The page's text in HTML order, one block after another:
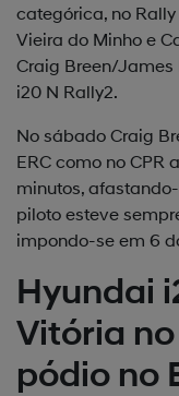
categórica, no Rally
Vieira do Minho e
Craig Breen/James
i20 N Rally2.
No sábado Craig
ERC como no CPR
minutos,
piloto esteve
impondo-se em 6
Hyundai
Vitória no
pódio no